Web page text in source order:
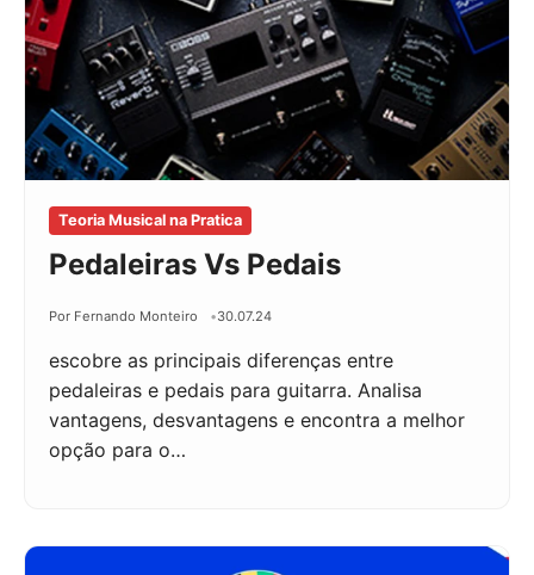
Teoria Musical na Pratica
Pedaleiras Vs Pedais
Por Fernando Monteiro 30.07.24
escobre as principais diferenças entre
pedaleiras e pedais para guitarra. Analisa
vantagens, desvantagens e encontra a melhor
opção para o…